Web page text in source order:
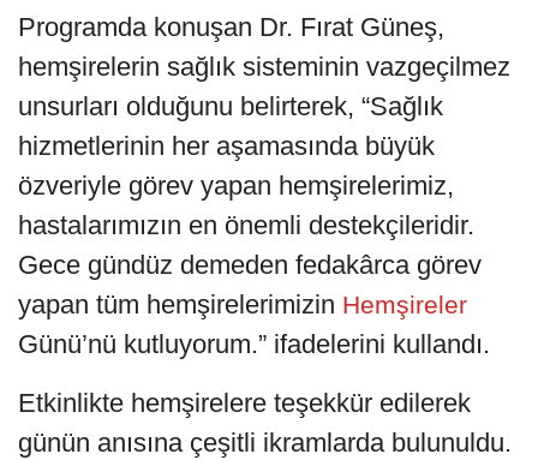
Programda konuşan Dr. Fırat Güneş,
hemşirelerin sağlık sisteminin vazgeçilmez
unsurları olduğunu belirterek, “Sağlık
hizmetlerinin her aşamasında büyük
özveriyle görev yapan hemşirelerimiz,
hastalarımızın en önemli destekçileridir.
Gece gündüz demeden fedakârca görev
yapan tüm hemşirelerimizin Hemşireler
Günü’nü kutluyorum.” ifadelerini kullandı.
Etkinlikte hemşirelere teşekkür edilerek
günün anısına çeşitli ikramlarda bulunuldu.